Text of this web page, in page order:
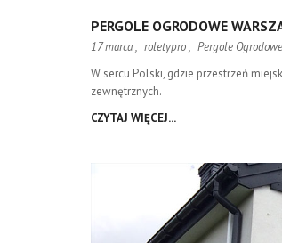
PERGOLE OGRODOWE
17 marca , roletypro, Pergole Ogrodowe
W sercu Polski, gdzie przestrzeń
zewnętrznych.
CZYTAJ WIĘCEJ...